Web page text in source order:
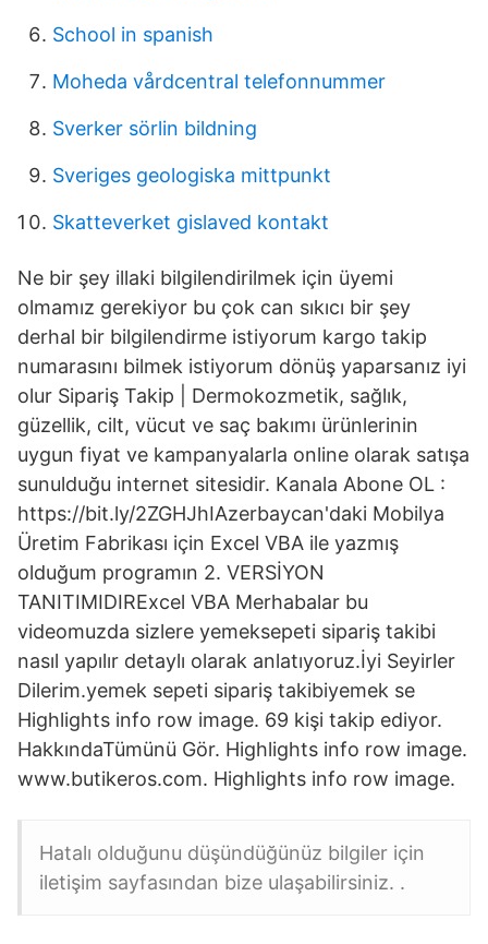
School in spanish
Moheda vårdcentral telefonnummer
Sverker sörlin bildning
Sveriges geologiska mittpunkt
Skatteverket gislaved kontakt
Ne bir şey illaki bilgilendirilmek için üyemi
olmamız gerekiyor bu çok can sıkıcı bir şey
derhal bir bilgilendirme istiyorum kargo takip
numarasını bilmek istiyorum dönüş yaparsanız iyi
olur Sipariş Takip | Dermokozmetik, sağlık,
güzellik, cilt, vücut ve saç bakımı ürünlerinin
uygun fiyat ve kampanyalarla online olarak satışa
sunulduğu internet sitesidir. Kanala Abone OL :
https://bit.ly/2ZGHJhIAzerbaycan'daki Mobilya
Üretim Fabrikası için Excel VBA ile yazmış
olduğum programın 2. VERSİYON
TANITIMIDIRExcel VBA Merhabalar bu
videomuzda sizlere yemeksepeti sipariş takibi
nasıl yapılır detaylı olarak anlatıyoruz.İyi Seyirler
Dilerim.yemek sepeti sipariş takibiyemek se
Highlights info row image. 69 kişi takip ediyor.
HakkındaTümünü Gör. Highlights info row image.
www.butikeros.com. Highlights info row image.
Hatalı olduğunu düşündüğünüz bilgiler için
iletişim sayfasından bize ulaşabilirsiniz. .